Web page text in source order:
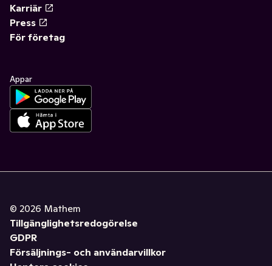
Karriär
Press
För företag
Appar
© 2026 Mathem
Tillgänglighetsredogörelse
GDPR
Försäljnings- och användarvillkor